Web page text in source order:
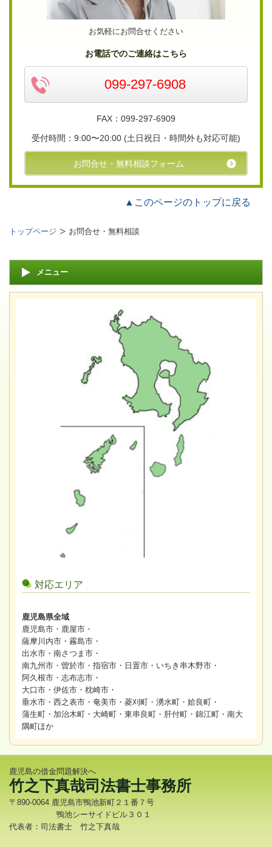
お気軽にお問合せください
お電話でのご連絡はこちら
099-297-6908
FAX：099-297-6909
受付時間：9:00〜20:00 (土日祝日・時間外も対応可能)
お問合せ・無料相談フォーム
▲このページのトップに戻る
トップページ お問合せ・無料相談
メニュー
対応エリア
鹿児島県全域
鹿児島市・鹿屋市・
薩摩川内市・霧島市・
出水市・南さつま市・
南九州市・曽於市・指宿市・日置市・いちき串木野市・
阿久根市・志布志市・
大口市・伊佐市・枕崎市・
垂水市・西之表市・奄美市・菱刈町・湧水町・姶良町・
蒲生町・加治木町・大崎町・東串良町・肝付町・錦江町・南大
隅町ほか
鹿児島の借金問題解決へ
竹之下真哉司法書士事務所
〒890-0064 鹿児島市鴨池新町２１番７号
鴨池シーサイドビル３０１
代表者：司法書士 竹之下真哉